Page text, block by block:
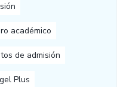
académico
de admisión
Plus